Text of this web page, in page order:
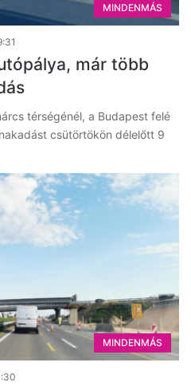
MINDENMÁS
már több
térségénél, a Budapest felé
csütörtökön délelőtt 9
MINDENMÁS